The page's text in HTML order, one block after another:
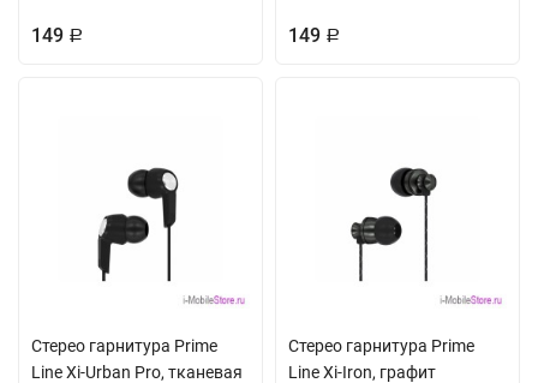
149 Р 149 Р
Стерео гарнитура Prime
Line Xi-Urban Pro, тканевая
Стерео гарнитура Prime
Line Xi-Iron, графит